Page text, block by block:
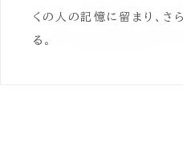
くの人の記憶に留まり、
る。